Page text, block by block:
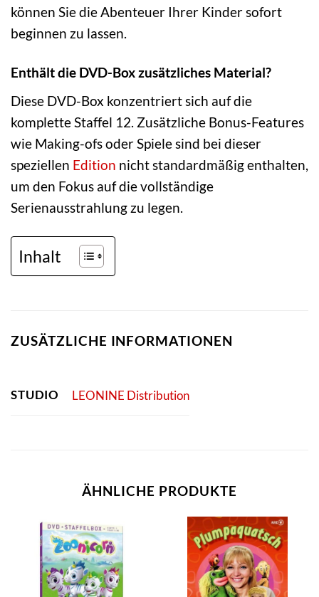
können Sie die Abenteuer Ihrer Kinder sofort
beginnen zu lassen.
Enthält die DVD-Box zusätzliches Material?
Diese DVD-Box konzentriert sich auf die
komplette Staffel 12. Zusätzliche Bonus-Features
wie Making-ofs oder Spiele sind bei dieser
speziellen Edition nicht standardmäßig enthalten,
um den Fokus auf die vollständige
Serienausstrahlung zu legen.
Inhalt
ZUSÄTZLICHE INFORMATIONEN
STUDIO LEONINE Distribution
ÄHNLICHE PRODUKTE